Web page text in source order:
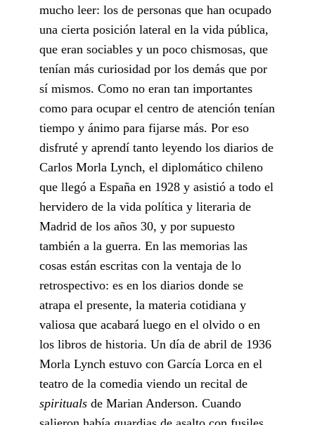
mucho leer: los de personas que han ocupado
una cierta posición lateral en la vida pública,
que eran sociables y un poco chismosas, que
tenían más curiosidad por los demás que por
sí mismos. Como no eran tan importantes
como para ocupar el centro de atención tenían
tiempo y ánimo para fijarse más. Por eso
disfruté y aprendí tanto leyendo los diarios de
Carlos Morla Lynch, el diplomático chileno
que llegó a España en 1928 y asistió a todo el
hervidero de la vida política y literaria de
Madrid de los años 30, y por supuesto
también a la guerra. En las memorias las
cosas están escritas con la ventaja de lo
retrospectivo: es en los diarios donde se
atrapa el presente, la materia cotidiana y
valiosa que acabará luego en el olvido o en
los libros de historia. Un día de abril de 1936
Morla Lynch estuvo con García Lorca en el
teatro de la comedia viendo un recital de
spirituals de Marian Anderson. Cuando